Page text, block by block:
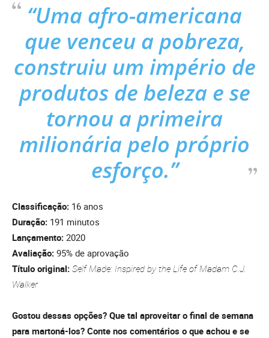
“Uma afro-americana
que venceu a pobreza,
construiu um império de
produtos de beleza e se
tornou a primeira
milionária pelo próprio
esforço.”
Classificação: 16 anos
Duração: 191 minutos
Lançamento: 2020
Avaliação: 95% de aprovação
Título original: Self Made: Inspired by the Life of Madam C.J.
Walker
Gostou dessas opções? Que tal aproveitar o final de semana
para martoná-los? Conte nos comentários o que achou e se